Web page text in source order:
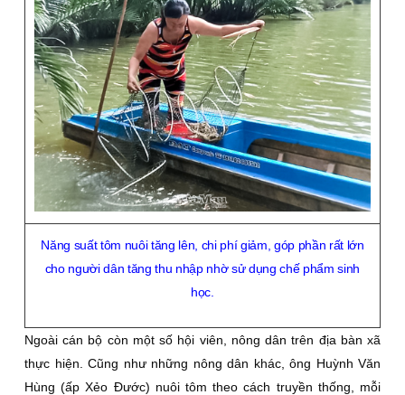
Năng suất tôm nuôi tăng lên, chi phí giảm, góp phần rất lớn
cho người dân tăng thu nhập nhờ sử dụng chế phẩm sinh
học.
Ngoài cán bộ còn một số hội viên, nông dân trên địa bàn xã
thực hiện. Cũng như những nông dân khác, ông Huỳnh Văn
Hùng (ấp Xẻo Ðước) nuôi tôm theo cách truyền thống, mỗi